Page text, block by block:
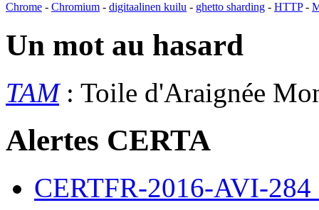
Chrome - Chromium - digitaalinen kuilu - ghetto sharding - HTTP-
Un mot au hasard
TAM: Toile d'Araignée
Alertes CERTA
CERTFR-2016-AVI-